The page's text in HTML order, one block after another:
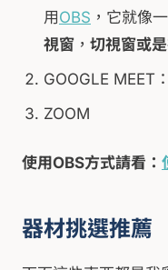
用OBS ，它就像
視窗 ， 切視窗或
GOOGLE MEET
ZOOM
使用OBS方式請看：
器材挑選推薦